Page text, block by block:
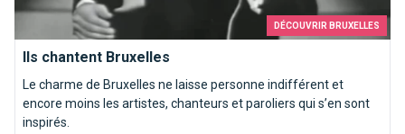
DÉCOUVRIR BRUXELLES
Ils chantent Bruxelles
Le charme de Bruxelles ne laisse personne indifférent et
encore moins les artistes, chanteurs et paroliers qui s’en sont
inspirés.